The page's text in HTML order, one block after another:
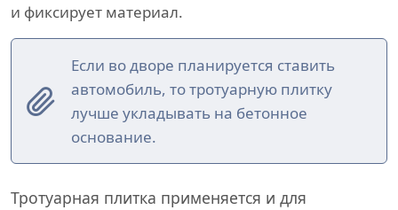
и фиксирует материал.
Если во дворе планируется ставить
автомобиль, то тротуарную плитку
лучше укладывать на бетонное
основание.
Тротуарная плитка применяется и для